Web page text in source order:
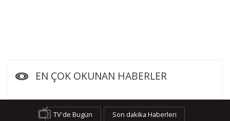
EN ÇOK OKUNAN HABERLER
TV'de Bugün
Son dakika Haberleri